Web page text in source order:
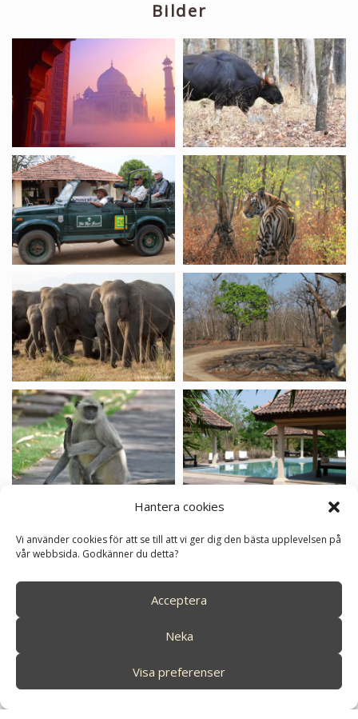
Hantera cookies
Vi använder cookies för att se till att vi ger dig den bästa upplevelsen på
vår webbsida. Godkänner du detta?
Acceptera
Neka
Visa preferenser
Bilder
Visa alla dagar